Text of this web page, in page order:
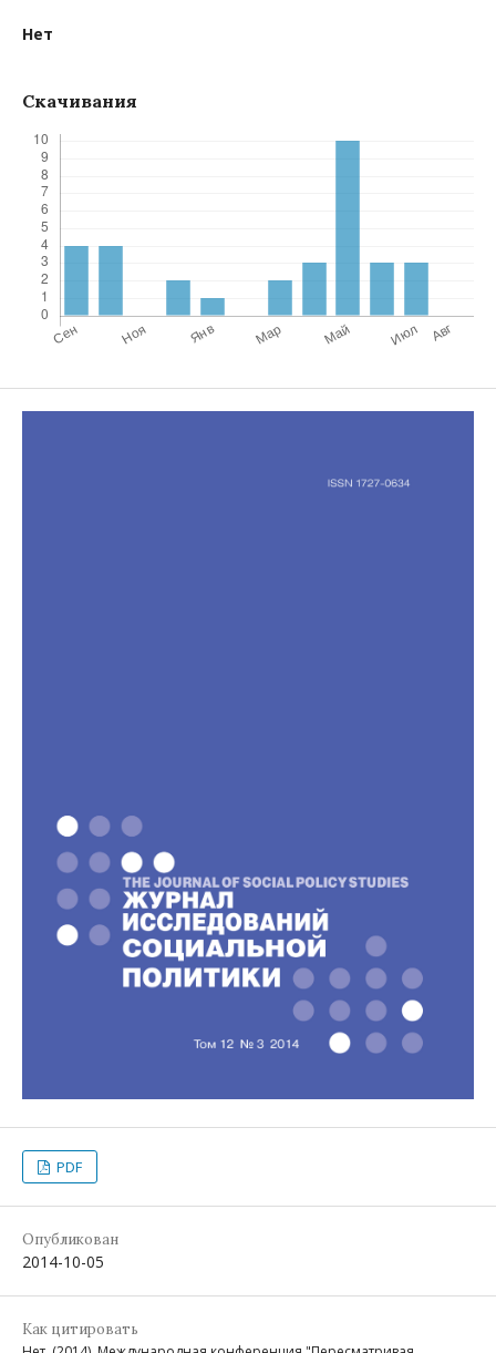
Нет
Скачивания
PDF
Опубликован
2014-10-05
Как цитировать